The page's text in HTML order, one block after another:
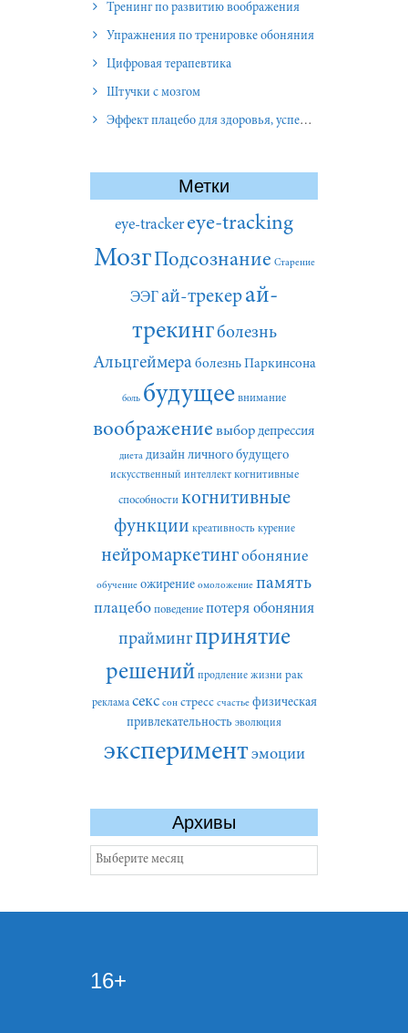
Тренинг по развитию воображения
Упражнения по тренировке обоняния
Цифровая терапевтика
Штучки с мозгом
Эффект плацебо для здоровья, успеха и отношений
Метки
eye-tracker eye-tracking
МозгПодсознание Старение
ЭЭГай-трекерай-
трекингболезнь
Альцгеймера болезнь Паркинсона
боль будущее внимание
воображение выбор депрессия
диета дизайн личного будущего
искусственный интеллект когнитивные
способности когнитивные
функции креативность курение
нейромаркетингобоняние
обучение ожирение омоложение память
плацебо поведение потеря обоняния
праймингпринятие
решений продление жизни рак
реклама секс сон стресс счастье физическая
привлекательность эволюция
экспериментэмоции
Архивы
Архивы
16+